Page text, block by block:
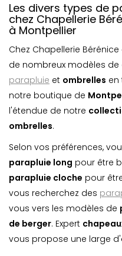
Les divers types de
chez Chapellerie
à Montpellier
Chez Chapellerie Bérénice
de nombreux modèles de
parapluie et ombrelles en
notre boutique de
l'étendue de notre
ombrelles.
Selon vos préférences,
parapluie long pour être
parapluie cloche pour
vous recherchez des
vous vers les modèles de
de berger. Expert
vous propose une large d'